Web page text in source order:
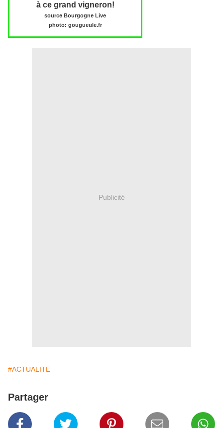
à ce grand vigneron!
source Bourgogne Live
photo: gougueule.fr
Publicité
#ACTUALITE
Partager